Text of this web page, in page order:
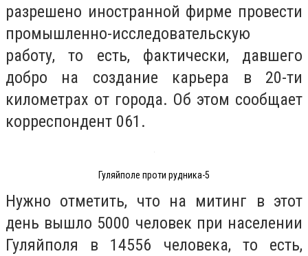
разрешено иностранной фирме провести
промышленно-исследовательскую
работу, то есть, фактически, давшего
добро на создание карьера в 20-ти
километрах от города. Об этом сообщает
корреспондент 061.
Гуляйполе проти рудника-5
Нужно отметить, что на митинг в этот
день вышло 5000 человек при населении
Гуляйполя в 14556 человека, то есть,